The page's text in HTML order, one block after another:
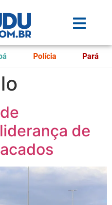
Polícia Pará
de